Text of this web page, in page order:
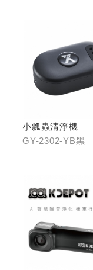
小瓢蟲清淨機
GY-2302-YB黑